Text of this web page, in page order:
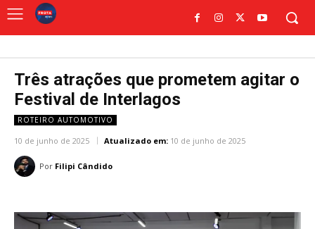
Três atrações que prometem agitar o
Festival de Interlagos
ROTEIRO AUTOMOTIVO
10 de junho de 2025 Atualizado em: 10 de junho de 2025
Por Filipi Cândido